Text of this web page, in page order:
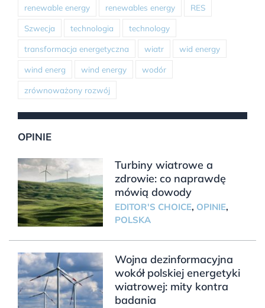
renewable energy renewables energy RES
Szwecja technologia technology
transformacja energetyczna wiatr wid energy
wind energ wind energy wodór
zrównoważony rozwój
OPINIE
Turbiny wiatrowe a
zdrowie: co naprawdę
mówią dowody
EDITOR'S CHOICE, OPINIE,
POLSKA
Wojna dezinformacyjna
wokół polskiej energetyki
wiatrowej: mity kontra
badania